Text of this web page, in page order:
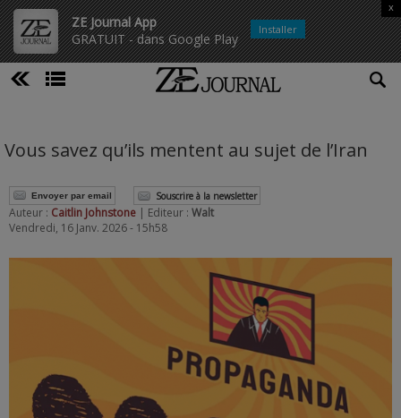
ZE Journal App
GRATUIT - dans Google Play
x
Installer
Vous savez qu’ils mentent au sujet de l’Iran
Envoyer par email Souscrire à la newsletter
Auteur : Caitlin Johnstone | Editeur : Walt
Vendredi, 16 Janv. 2026 - 15h58